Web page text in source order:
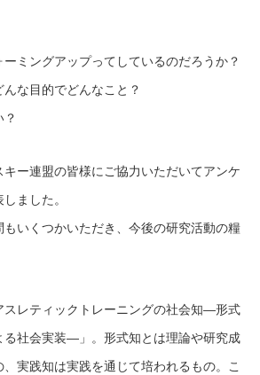
ミングアップってしているのだろうか？
な目的でどんなこと？
ー連盟の皆様にご協力いただいてアンケ
ました。
いくつかいただき、今後の研究活動の糧
スレティックトレーニングの社会知―形式
る社会実装―」。形式知とは理論や研究成
実践知は実践を通じて培われるもの。こ